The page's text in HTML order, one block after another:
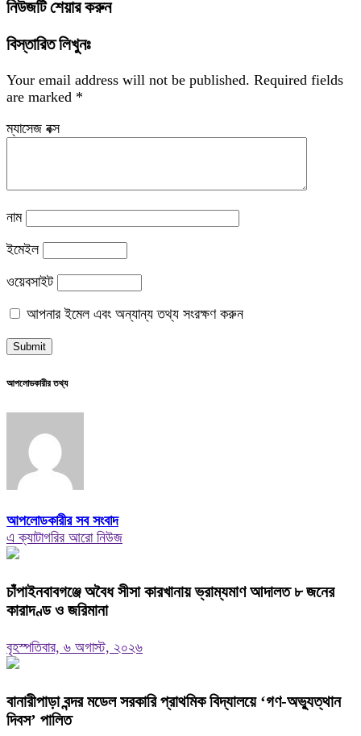
নিউজটি শেয়ার করুন
বিস্তারিত লিখুনঃ
Your email address will not be published. Required fields
are marked *
ম্যাসেজ বক্স
নাম
ইমেইল
ওয়েবসাইট
আপনার ইমেল এবং অন্যান্য তথ্য সংরক্ষণ করুন
আপলোডকারীর তথ্য
আপলোডকারীর সব সংবাদ
এ ক্যাটাগরির আরো নিউজ
চাঁপাইনবাবগঞ্জে অবৈধ সীসা কারখানায় ভ্রাম্যমাণ আদালত ৮ জনের
কারাদণ্ড ও জরিমানা
বৃহস্পতিবার, ৬ অগাস্ট, ২০২৬
বানারীপাড়া বন্দর মডেল সরকারি প্রাথমিক বিদ্যালয়ে ‘গণ-অভ্যুত্থান
দিবস’ পালিত